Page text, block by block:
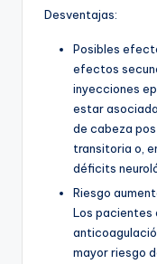
Desventajas:
Posibles
efectos
inyecciones
estar
de cabeza
transitoria o,
déficits
Riesgo
Los pacientes
mayor riesgo